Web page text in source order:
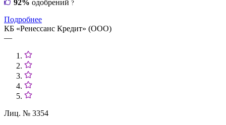
92% одобрений ?
Подробнее
КБ «Ренессанс Кредит» (ООО)
—
Лиц. № 3354